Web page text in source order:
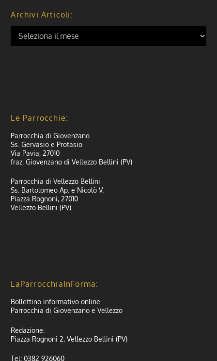
Archivi Articoli:
Le Parrocchie:
Parrocchia di Giovenzano
Ss. Gervasio e Protasio
Via Pavia, 27010
fraz. Giovenzano di Vellezzo Bellini (PV)
Parrocchia di Vellezzo Bellini
Ss. Bartolomeo Ap. e Nicolò V.
Piazza Rognoni, 27010
Vellezzo Bellini (PV)
LaParrocchiaInForma:
Bollettino informativo online
Parrocchia di Giovenzano e Vellezzo
Redazione:
Piazza Rognoni 2, Vellezzo Bellini (PV)
Tel: 0382 926060